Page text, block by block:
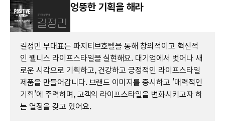
엉뚱한 기획을 해라
길정민 부대표는 파지티브호텔을 통해 창의적이고 혁신적
인 웰니스 라이프스타일을 실현해요. 대기업에서 벗어나 새
로운 시각으로 기획하고, 건강하고 긍정적인 라이프스타일
제품을 만들어갑니다. 브랜드 이미지를 중시하고 '매력적인
기획'에 주력하며, 고객의 라이프스타일을 변화시키고자 하
는 열정을 갖고 있어요.